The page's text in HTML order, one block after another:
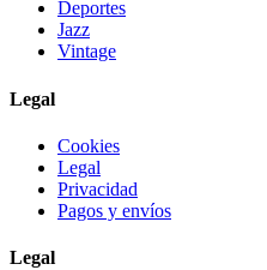
Deportes
Jazz
Vintage
Legal
Cookies
Legal
Privacidad
Pagos y envíos
Legal